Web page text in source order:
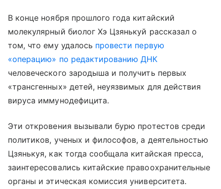
В конце ноября прошлого года китайский
молекулярный биолог Хэ Цзянькуй рассказал о
том, что ему удалось провести первую
«операцию» по редактированию ДНК
человеческого зародыша и получить первых
«трансгенных» детей, неуязвимых для действия
вируса иммунодефицита.
Эти откровения вызывали бурю протестов среди
политиков, ученых и философов, а деятельностью
Цзянькуя, как тогда сообщала китайская пресса,
заинтересовались китайские правоохранительные
органы и этическая комиссия университета.